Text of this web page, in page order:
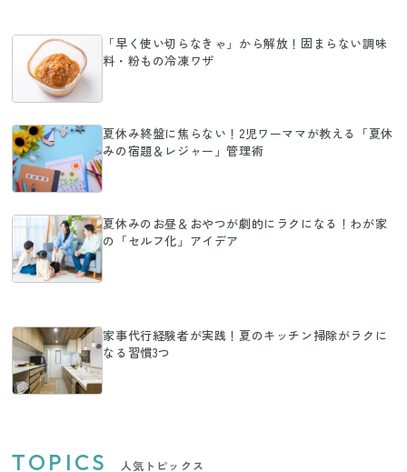
「早く使い切らなきゃ」から解放！固まらない調味
料・粉もの冷凍ワザ
夏休み終盤に焦らない！2児ワーママが教える「夏休
みの宿題＆レジャー」管理術
夏休みのお昼＆おやつが劇的にラクになる！わが家
の「セルフ化」アイデア
家事代行経験者が実践！夏のキッチン掃除がラクに
なる習慣3つ
TOPICS 人気トピックス